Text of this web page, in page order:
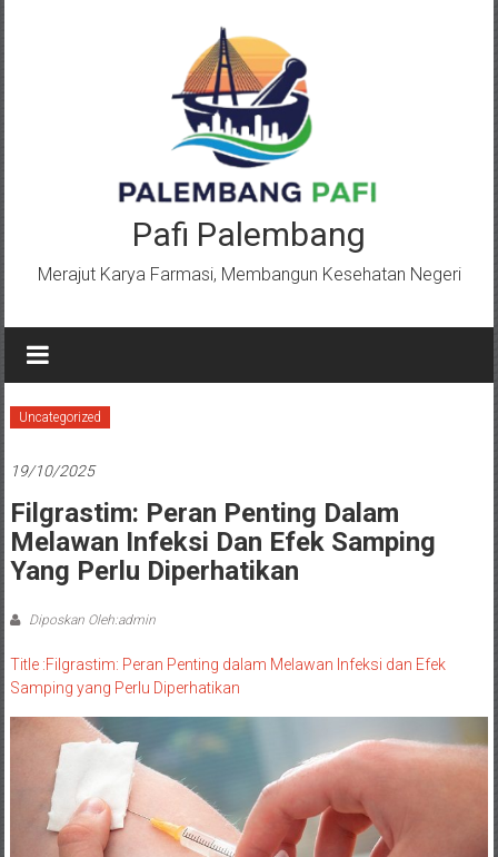
Pafi Palembang
Merajut Karya Farmasi, Membangun Kesehatan Negeri
Uncategorized
19/10/2025
Filgrastim: Peran Penting Dalam
Melawan Infeksi Dan Efek Samping
Yang Perlu Diperhatikan
Diposkan Oleh:admin
Title :Filgrastim: Peran Penting dalam Melawan Infeksi dan Efek
Samping yang Perlu Diperhatikan